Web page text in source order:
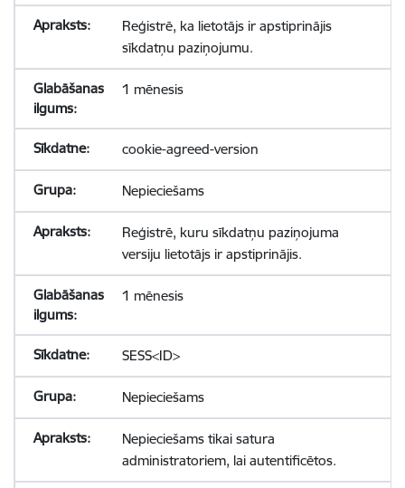
Reģistrē, ka lietotājs ir apstiprinājis
sīkdatņu paziņojumu.
1 mēnesis
cookie-agreed-version
Nepieciešams
Reģistrē, kuru sīkdatņu paziņojuma
versiju lietotājs ir apstiprinājis.
1 mēnesis
SESS<ID>
Nepieciešams
Nepieciešams tikai satura
administratoriem, lai autentificētos.